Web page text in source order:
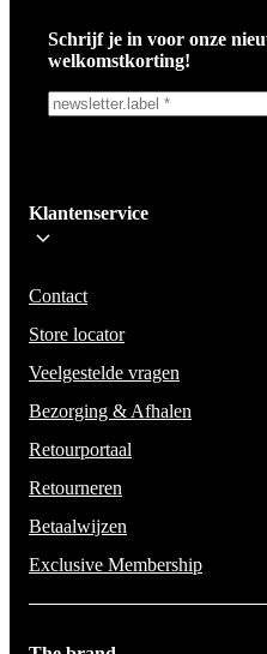
Schrijf je in voor onze
welkomstkorting!
Wees op de hoogte voor het
mail niet delen en geen spam
Klantenservice
Contact
Store locator
Veelgestelde vragen
Bezorging & Afhalen
Retourportaal
Retourneren
Betaalwijzen
Exclusive Membership